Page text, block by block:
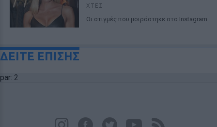
ΧΤΕΣ
Οι στιγμές που μοιράστηκε στο Instagram
ΔΕΙΤΕ ΕΠΙΣΗΣ
par: 2